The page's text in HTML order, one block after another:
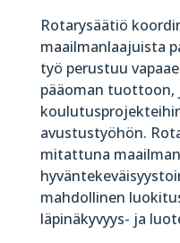
Rotarysäätiö
maailmanlaajuista
työ perustuu
pääoman tuottoon,
avustustyöhön.
mitattuna
mahdollinen
läpinäkyvyys- ja